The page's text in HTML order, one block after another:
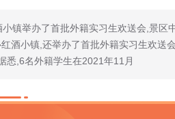
镇举办了首批外籍实习生欢送会,景
酒小镇,还举办了首批外籍实习生欢送
悉,6名外籍学生在2021年11月